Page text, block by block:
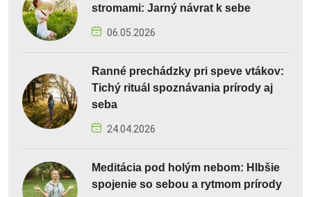
stromami: Jarný návrat k sebe
06.05.2026
Ranné prechádzky pri speve vtákov:
Tichý rituál spoznávania prírody aj
seba
24.04.2026
Meditácia pod holým nebom: Hlbšie
spojenie so sebou a rytmom prírody